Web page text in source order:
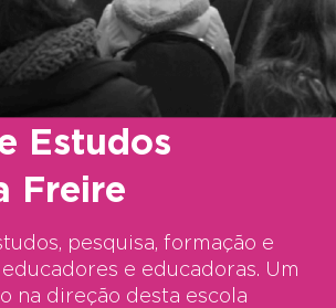
Estudos
Freire
pesquisa, formação e
e educadoras. Um
na direção desta escola